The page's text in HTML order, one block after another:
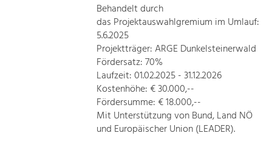
Behandelt durch
das Projektauswahlgremium im Umlauf:
5.6.2025
Projektträger: ARGE Dunkelsteinerwald
Fördersatz: 70%
Laufzeit: 01.02.2025 - 31.12.2026
Kostenhöhe: € 30.000,--
Fördersumme: € 18.000,--
Mit Unterstützung von Bund, Land NÖ
und Europäischer Union (LEADER).